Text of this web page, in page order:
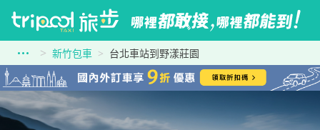
新竹包車 台北車站到野漾莊園